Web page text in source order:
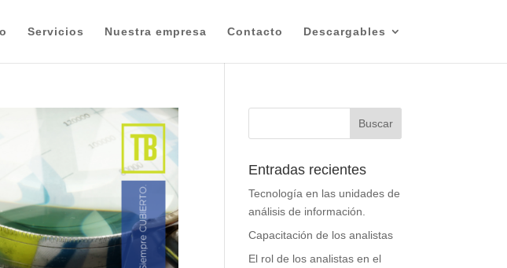
Servicios Nuestra empresa Contacto Descargables
Entradas recientes
Tecnología en las unidades de
análisis de información.
Capacitación de los analistas
El rol de los analistas en el